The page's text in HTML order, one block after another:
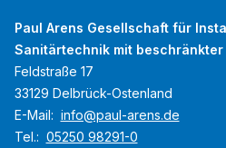
Paul Arens Gesellschaft für
Sanitärtechnik mit beschränkter
Feldstraße 17
33129 Delbrück-Ostenland
E-Mail: info@paul-arens.de
Tel.: 05250 98291-0